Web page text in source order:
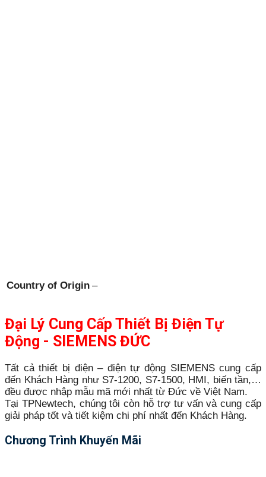
Country of Origin –
Đại Lý Cung Cấp Thiết Bị Điện Tự
Động - SIEMENS ĐỨC
Tất cả thiết bị điện – điện tự động SIEMENS cung cấp
đến Khách Hàng như S7-1200, S7-1500, HMI, biến tần,…
đều được nhập mẫu mã mới nhất từ Đức về Việt Nam.
Tại TPNewtech, chúng tôi còn hỗ trợ tư vấn và cung cấp
giải pháp tốt và tiết kiệm chi phí nhất đến Khách Hàng.
Chương Trình Khuyến Mãi